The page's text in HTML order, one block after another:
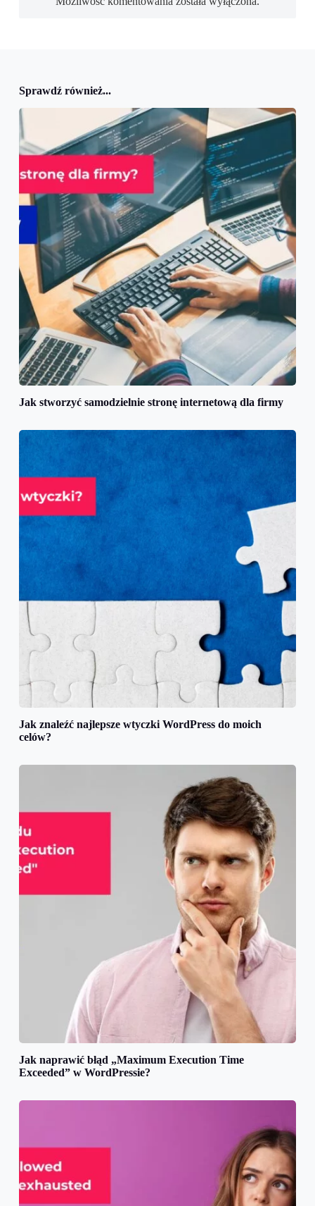
Sprawdź również...
Jak stworzyć samodzielnie stronę internetową dla firmy
Jak znaleźć najlepsze wtyczki WordPress do moich
celów?
Jak naprawić błąd „Maximum Execution Time
Exceeded” w WordPressie?